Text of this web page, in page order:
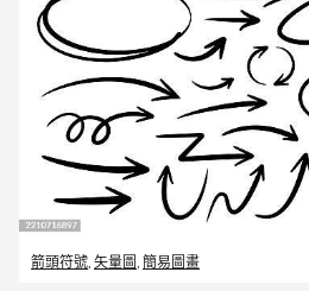
箭頭符號, 矢量圖, 簡易圖畫